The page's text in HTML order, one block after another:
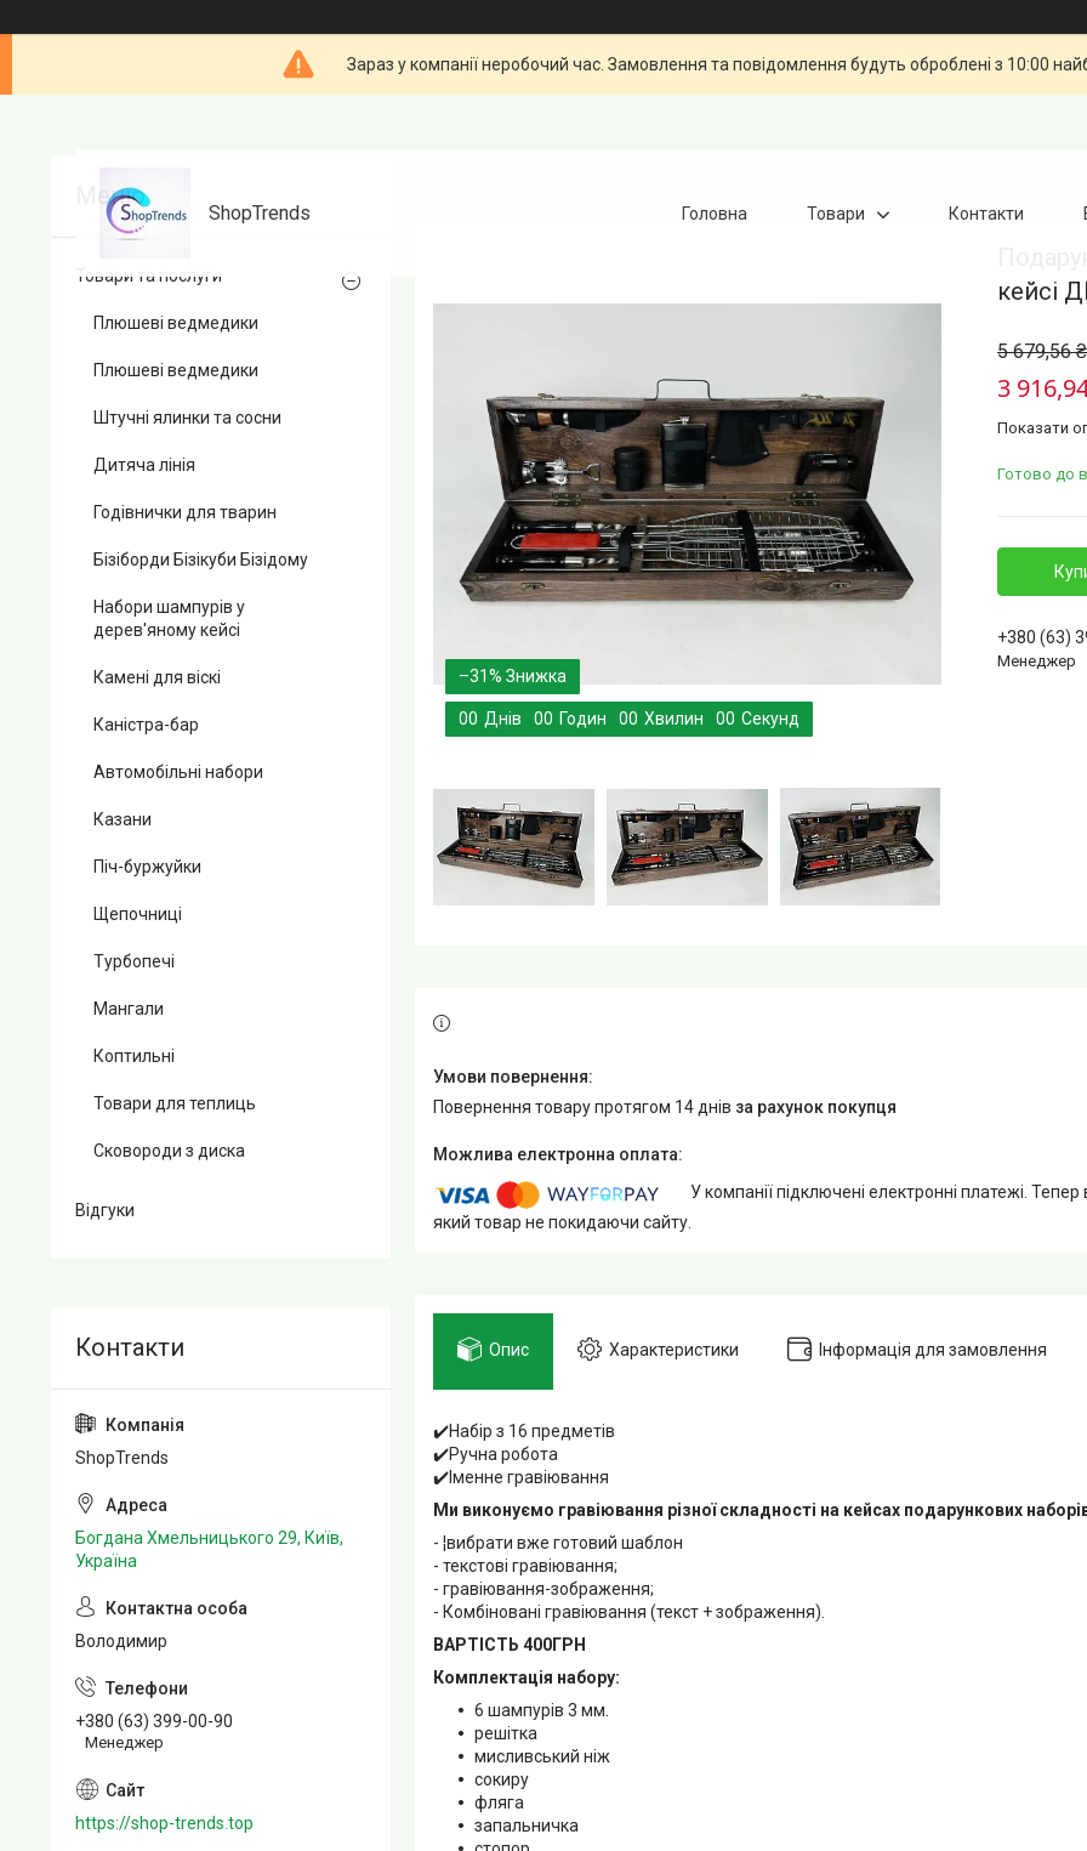
Зараз у компанії неробочий час. Замовлення та повідомлення будуть оброблені з 10:00
ShopTrends Головна Товари Контакти
–31%
00 Днів 00 Годин 00 Хвилин 00 Секунд
кейсі
5 679,56 ₴
3
Показати
Готово до
+380 (63)
Менеджер
повернення товару протягом 14 днів за рахунок покупця
У компанії підключені електронні платежі.
який товар не покидаючи сайту.
Опис Характеристики Інформація для замовлення
✔️Набір з 16 предметів
✔️Ручна робота
✔️Іменне гравіювання
Ми виконуємо гравіювання різної складності на кейсах подарункових
- ¦вибрати вже готовий шаблон
- текстові гравіювання;
- гравіювання-зображення;
- Комбіновані гравіювання (текст + зображення).
ВАРТІСТЬ 400ГРН
Комплектація набору:
6 шампурів 3 мм.
решітка
мисливський ніж
сокиру
фляга
запальничка
Товари та послуги
Плюшеві ведмедики
Плюшеві ведмедики
Штучні ялинки та сосни
Дитяча лінія
Годівнички для тварин
Бізіборди Бізікуби Бізідому
Набори шампурів у
дерев'яному кейсі
Камені для віскі
Каністра-бар
Автомобільні набори
Казани
Піч-буржуйки
Щепочниці
Турбопечі
Мангали
Коптильні
Товари для теплиць
Сковороди з диска
Відгуки
ShopTrends
Богдана Хмельницького 29, Київ,
Україна
Володимир
+380 (63) 399-00-90
Менеджер
https://shop-trends.top